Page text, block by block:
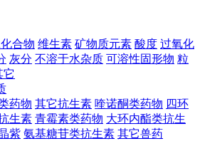
合物 维生素 矿物质元素 酸度 过氧化
灰分 不溶于水杂质 可溶性固形物 粒
它
药物 其它抗生素 喹诺酮类药物 四环
生素 青霉素类药物 大环内酯类抗生
紫 氨基糖苷类抗生素 其它兽药